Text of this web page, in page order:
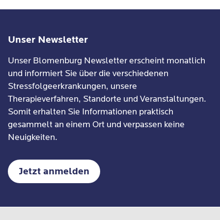
Entwicklungs- und Verhaltensstörungen
ADHS / ADS
Autismus-Spektrum-Störungen
Emotionale und soziale Entwicklungsstörungen
Auffälligkeiten im Sozialverhalten
Chronische Schmerzen ohne klare organische
Ursache
Unser Newsletter
Unser Blomenburg Newsletter erscheint monatlich
und informiert Sie über die verschiedenen
Stressfolgeerkrankungen, unsere
Therapieverfahren, Standorte und Veranstaltungen.
Somit erhalten Sie Informationen praktisch
gesammelt an einem Ort und verpassen keine
Neuigkeiten.
Jetzt anmelden